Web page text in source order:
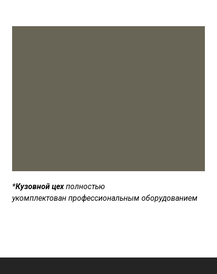
*Кузовной цех полностью
укомплектован профессиональным оборудованием